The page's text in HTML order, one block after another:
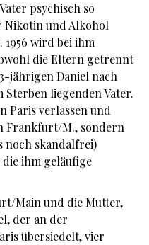
psychisch so
Nikotin und Alkohol
wird bei ihm
die Eltern getrennt
jährigen Daniel nach
liegenden Vater.
Paris verlassen und
Frankfurt/M., sondern
noch skandalfrei)
ihm geläufige
Main und die Mutter,
der an der
übersiedelt, vier